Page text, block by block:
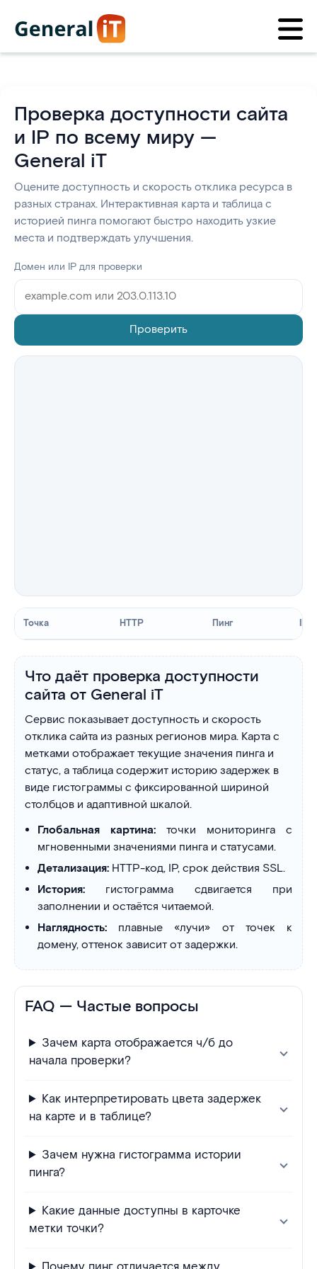
Проверка доступности сайта
и IP по всему миру —
General iT
Оцените доступность и скорость отклика ресурса в
разных странах. Интерактивная карта и таблица с
историей пинга помогают быстро находить узкие
места и подтверждать улучшения.
Домен или IP для проверки
Проверить
Точка HTTP Пинг IP
Что даёт проверка доступности
сайта от General iT
Сервис показывает доступность и скорость
отклика сайта из разных регионов мира. Карта с
метками отображает текущие значения пинга и
статус, а таблица содержит историю задержек в
виде гистограммы с фиксированной шириной
столбцов и адаптивной шкалой.
Глобальная картина: точки мониторинга с
мгновенными значениями пинга и статусами.
Детализация: HTTP-код, IP, срок действия SSL.
История: гистограмма сдвигается при
заполнении и остаётся читаемой.
Наглядность: плавные «лучи» от точек к
домену, оттенок зависит от задержки.
FAQ — Частые вопросы
Зачем карта отображается ч/б до
начала проверки?
Как интерпретировать цвета задержек
на карте и в таблице?
Зачем нужна гистограмма истории
пинга?
Какие данные доступны в карточке
метки точки?